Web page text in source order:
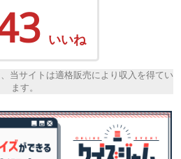
いいね
当サイトは適格販売により収入を得てい
ます。